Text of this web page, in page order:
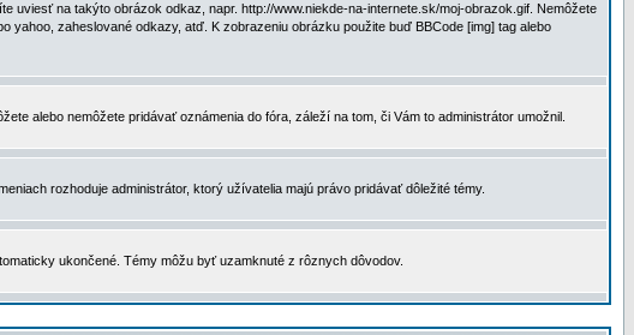
na takýto obrázok odkaz, napr. http://www.niekde-na-internete.sk/moj-obrazok.gif. Nemôžete
zaheslované odkazy, atď. K zobrazeniu obrázku použite buď BBCode [img] tag alebo
alebo nemôžete pridávať oznámenia do fóra, záleží na tom, či Vám to administrátor umožnil.
rozhoduje administrátor, ktorý užívatelia majú právo pridávať dôležité témy.
ukončené. Témy môžu byť uzamknuté z rôznych dôvodov.